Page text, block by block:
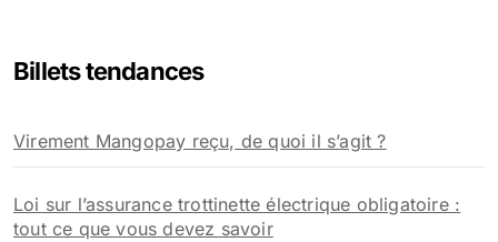
r
e
r
:
Billets tendances
Virement Mangopay reçu, de quoi il s’agit ?
Loi sur l’assurance trottinette électrique obligatoire :
tout ce que vous devez savoir